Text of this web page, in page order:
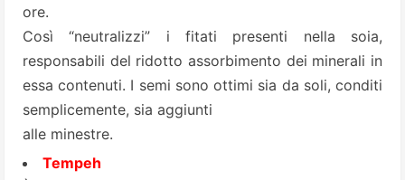
ore.
Così “neutralizzi” i fitati presenti nella soia,
responsabili del ridotto assorbimento dei minerali in
essa contenuti. I semi sono ottimi sia da soli, conditi
semplicemente, sia aggiunti
alle minestre.
Tempeh